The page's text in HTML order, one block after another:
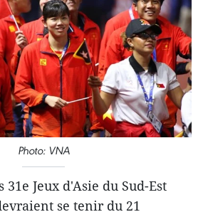
Photo: VNA
31e Jeux d'Asie du Sud-Est
se tenir du 21